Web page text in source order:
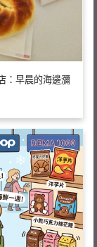
：早晨的海邊瀰